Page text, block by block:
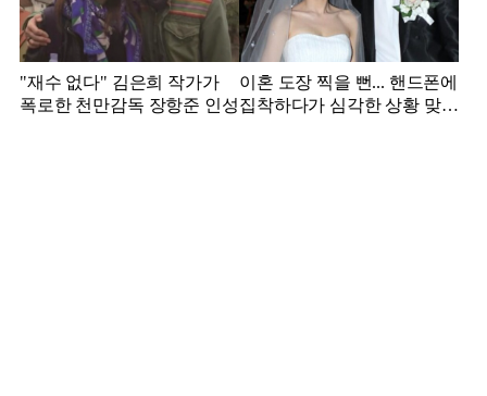
"재수 없다" 김은희 작가가
폭로한 천만감독 장항준 인성
이혼 도장 찍을 뻔... 핸드폰에
집착하다가 심각한 상황 맞은